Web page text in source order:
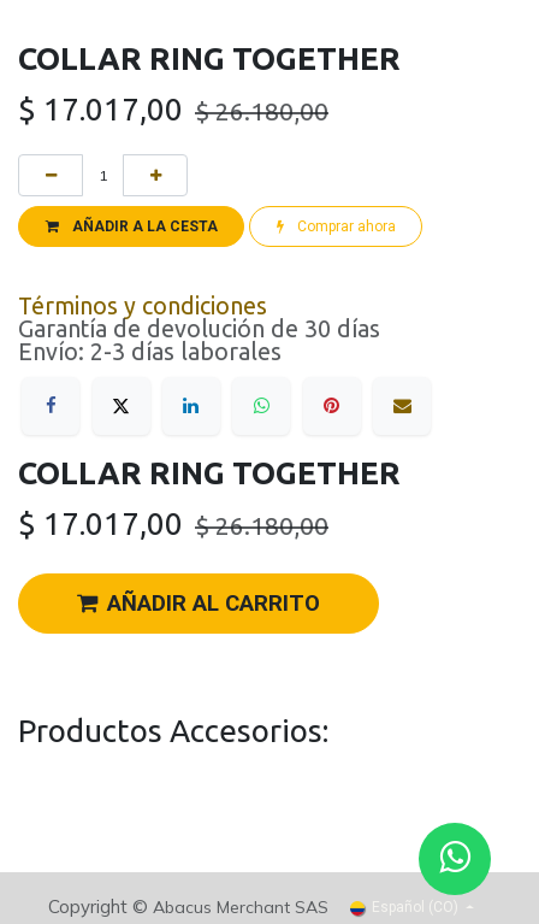
COLLAR RING TOGETHER
$ 17.017,00 $26.180,00
AÑADIR A LA CESTA Comprar ahora
Términos y condiciones
Garantía de devolución de 30 días
Envío: 2-3 días laborales
COLLAR RING TOGETHER
$ 17.017,00 $26.180,00
AÑADIR AL CARRITO
Productos Accesorios:
Copyright © Abacus Merchant SAS Español (CO)